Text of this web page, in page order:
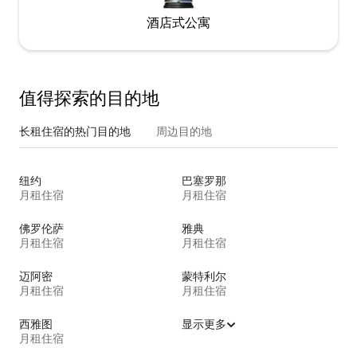
酒店式公寓
值得探索的目的地
长租住宿的热门目的地 周边目的地
纽约
月租住宿
巴塞罗那
月租住宿
佛罗伦萨
月租住宿
雅典
月租住宿
迈阿密
月租住宿
蒙特利尔
月租住宿
西雅图
月租住宿
显示更多